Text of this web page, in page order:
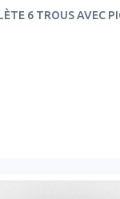
6 TROUS AVEC